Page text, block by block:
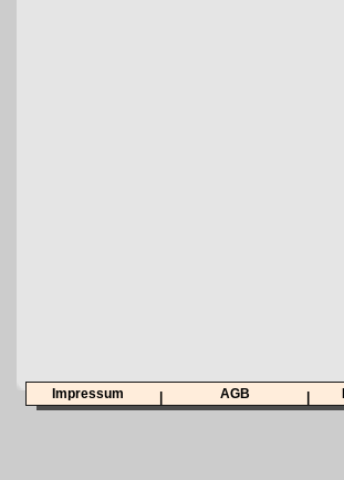
Impressum AGB